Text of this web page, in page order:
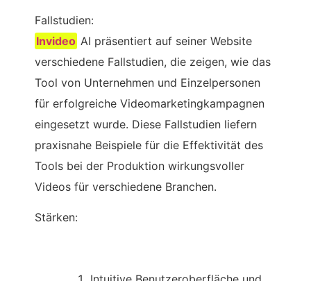
Fallstudien:
Invideo AI präsentiert auf seiner Website
verschiedene Fallstudien, die zeigen, wie das
Tool von Unternehmen und Einzelpersonen
für erfolgreiche Videomarketingkampagnen
eingesetzt wurde. Diese Fallstudien liefern
praxisnahe Beispiele für die Effektivität des
Tools bei der Produktion wirkungsvoller
Videos für verschiedene Branchen.
Stärken: